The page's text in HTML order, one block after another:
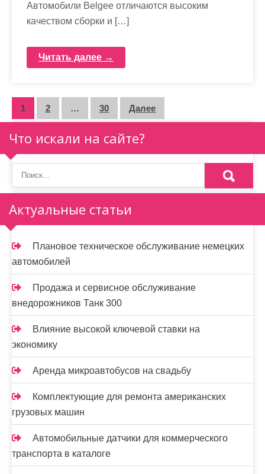
Автомобили Belgee отличаются высоким
качеством сборки и […]
Читать далее →
П
а
г
и
н
а
ц
и
я
з
а
п
и
с
е
й
1 2 … 30 Далее
Что искали на сайте?
Актуальные статьи
Плановое техническое обслуживание немецких
автомобилей
Продажа и сервисное обслуживание
внедорожников Танк 300
Влияние высокой ключевой ставки на
экономику
Аренда микроавтобусов на свадьбу
Комплектующие для ремонта американских
грузовых машин
Автомобильные датчики для коммерческого
транспорта в каталоге